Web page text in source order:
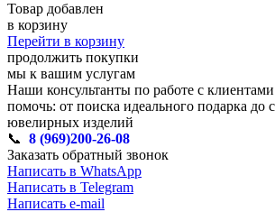
Товар добавлен
в корзину
Перейти в корзину
продолжить покупки
мы к вашим услугам
Наши консультанты по работе с клиентами
помочь: от поиска идеального подарка до
ювелирных изделий
📞 8 (969)200-26-08
Заказать обратный звонок
Написать в WhatsApp
Написать в Telegram
Написать e-mail